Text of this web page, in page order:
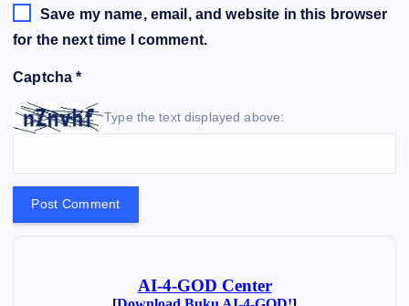
Save my name, email, and website in this browser
for the next time I comment.
Captcha*
Type the text displayed above: